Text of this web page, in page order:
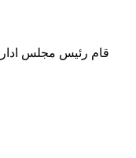
قام رئيس مجلس